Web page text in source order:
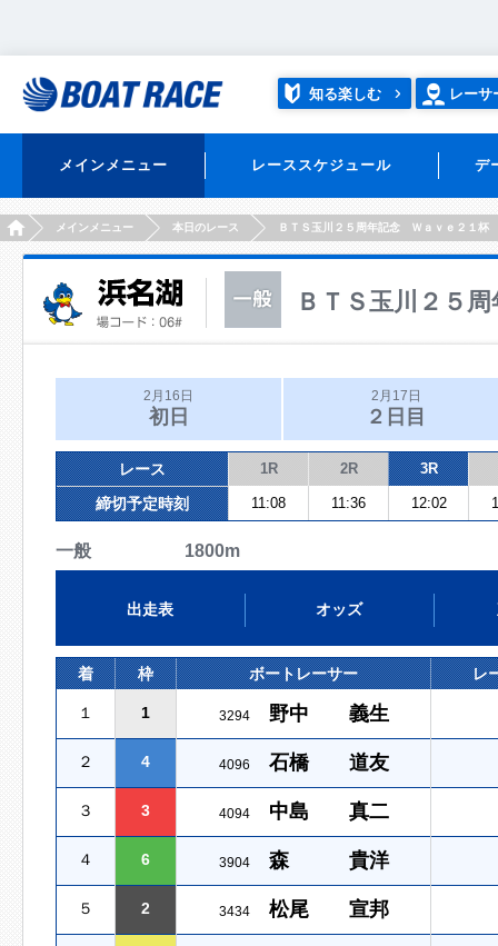
知る楽しむ レーサ
メインメニュー レーススケジュール デ
HOMEメインメニュー 本日のレース ＢＴＳ玉川２５周年記念 Ｗａｖｅ２１杯
ＢＴＳ玉川２５
2月16日
初日
2月17日
２日目
レース 1R 2R 3R
締切予定時刻 11:08 11:36 12:02
一般 1800m
出走表 オッズ
着 枠 ボートレーサー レ
１ 1 3294 野中 義生
２ 4 4096 石橋 道友
３ 3 4094 中島 真二
４ 6 3904 森 貴洋
５ 2 3434 松尾 宣邦